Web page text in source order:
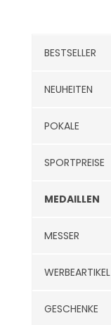
BESTSELLER
NEUHEITEN
POKALE
SPORTPREISE
MEDAILLEN
MESSER
WERBEARTIKEL
GESCHENKE